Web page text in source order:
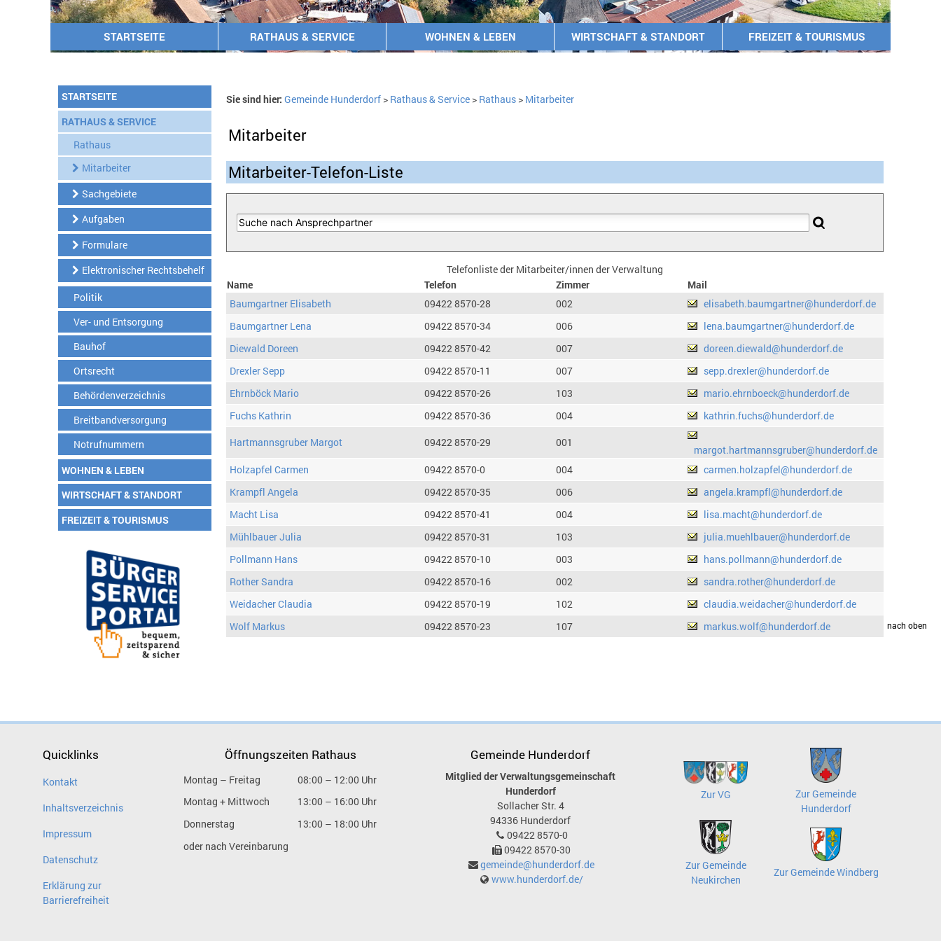
STARTSEITE RATHAUS & SERVICE WOHNEN & LEBEN WIRTSCHAFT & STANDORT FREIZEIT & TOURISMUS
STARTSEITE
RATHAUS & SERVICE
Rathaus
Mitarbeiter
Sachgebiete
Aufgaben
Formulare
Elektronischer Rechtsbehelf
Politik
Ver- und Entsorgung
Bauhof
Ortsrecht
Behördenverzeichnis
Breitbandversorgung
Notrufnummern
WOHNEN & LEBEN
WIRTSCHAFT & STANDORT
FREIZEIT & TOURISMUS
Sie sind hier: Gemeinde Hunderdorf> Rathaus & Service> Rathaus> Mitarbeiter
Mitarbeiter
Mitarbeiter-Telefon-Liste
Telefonliste der Mitarbeiter/innen der Verwaltung
Name
Telefon Zimmer
Mail
Baumgartner Elisabeth
09422 8570-28 002
elisabeth.baumgartner@hunderdorf.de
Baumgartner Lena
09422 8570-34 006
lena.baumgartner@hunderdorf.de
Diewald Doreen
09422 8570-42 007
doreen.diewald@hunderdorf.de
Drexler Sepp
09422 8570-11 007
sepp.drexler@hunderdorf.de
Ehrnböck Mario
09422 8570-26 103
mario.ehrnboeck@hunderdorf.de
Fuchs Kathrin
09422 8570-36 004
kathrin.fuchs@hunderdorf.de
Hartmannsgruber Margot
09422 8570-29 001
margot.hartmannsgruber@hunderdorf.de
Holzapfel Carmen
09422 8570-0 004
carmen.holzapfel@hunderdorf.de
Krampfl Angela
09422 8570-35 006
angela.krampfl@hunderdorf.de
Macht Lisa
09422 8570-41 004
lisa.macht@hunderdorf.de
Mühlbauer Julia
09422 8570-31 103
julia.muehlbauer@hunderdorf.de
Pollmann Hans
09422 8570-10 003
hans.pollmann@hunderdorf.de
Rother Sandra
09422 8570-16 002
sandra.rother@hunderdorf.de
Weidacher Claudia
09422 8570-19 102
claudia.weidacher@hunderdorf.de
Wolf Markus
09422 8570-23 107 markus.wolf@hunderdorf.dedrucken nach oben
Quicklinks
Kontakt
Inhaltsverzeichnis
Impressum
Datenschutz
Erklärung zur
Barrierefreiheit
Öffnungszeiten Rathaus
Montag – Freitag
08:00 – 12:00 Uhr
Montag + Mittwoch
13:00 – 16:00 Uhr
Donnerstag
13:00 – 18:00 Uhr
oder nach Vereinbarung
Gemeinde Hunderdorf
Mitglied der Verwaltungsgemeinschaft
Hunderdorf
Sollacher Str. 4
94336 Hunderdorf
09422 8570-0
09422 8570-30
gemeinde@hunderdorf.de
www.hunderdorf.de/
Zur VG
Zur Gemeinde
Hunderdorf
Zur Gemeinde
Neukirchen
Zur Gemeinde Windberg